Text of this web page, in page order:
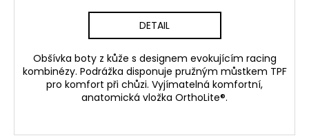
DETAIL
Obšívka boty z kůže s designem evokujícím racing
kombinézy. Podrážka disponuje pružným můstkem TPF
pro komfort při chůzi. Vyjímatelná komfortní,
anatomická vložka OrthoLite®.